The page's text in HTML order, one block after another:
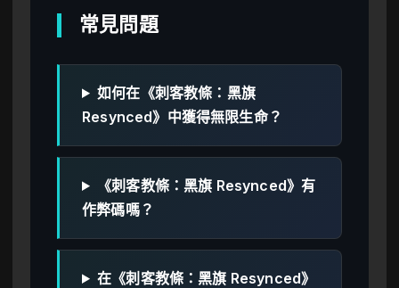
常見問題
如何在《刺客教條：黑旗
Resynced》中獲得無限生命？
《刺客教條：黑旗 Resynced》有
作弊碼嗎？
在《刺客教條：黑旗 Resynced》